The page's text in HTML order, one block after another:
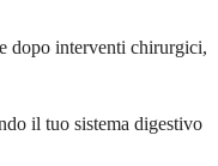
dopo interventi chirurgici,
il tuo sistema digestivo